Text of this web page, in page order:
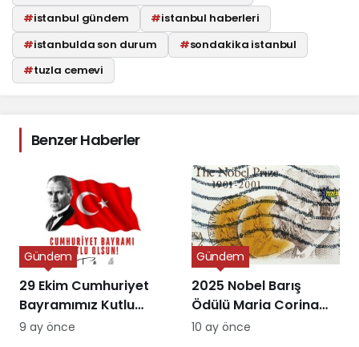
#istanbul gündem #istanbul haberleri
#istanbulda son durum #sondakika istanbul
#tuzla cemevi
Benzer Haberler
29 Ekim Cumhuriyet
Bayramımız Kutlu
Olsun
Gündem
9 ay önce
2025 Nobel Barış
Ödülü Maria Corina
Machado’ya Verildi
Gündem
10 ay önce